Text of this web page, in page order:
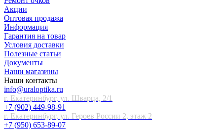
Акции
Оптовая продажа
Информация
Гарантия на товар
Условия доставки
Полезные статьи
Документы
Наши магазины
Наши контакты
info@uraloptika.ru
г. Екатеринбург, ул. Шварца, 2/1
+7 (902) 449-98-91
г. Екатеринбург, ул. Героев России 2, этаж 2
+7 (950) 653-89-07